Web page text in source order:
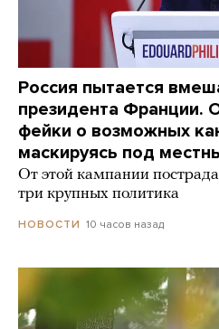
Россия пытается
президента Франции.
фейки о возможных
маскируясь под
От этой кампании
три крупных политика
НОВОСТИ 10 часов назад